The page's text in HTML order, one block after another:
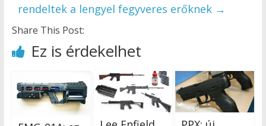
rendeltek a lengyel fegyveres erőknek →
Share This Post:
Ez is érdekelhet